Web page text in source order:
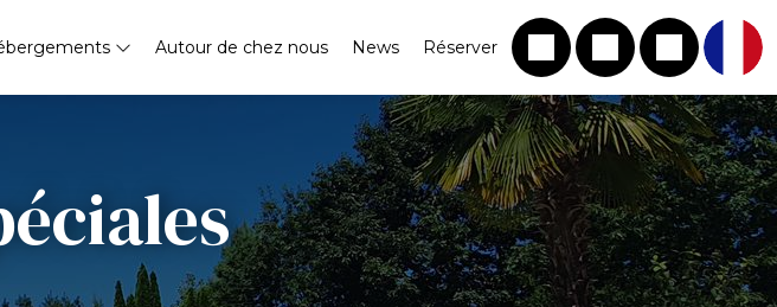
Autour de chez nous News Réserver